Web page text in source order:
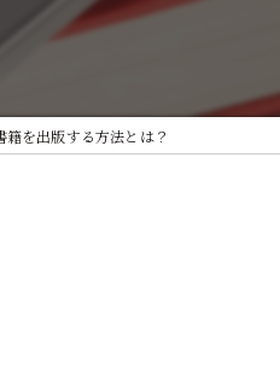
籍を出版する方法とは？